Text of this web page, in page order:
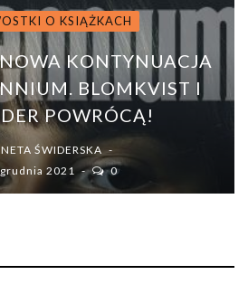
O KSIĄŻKACH
KONTYNUACJA
BLOMKVIST I
POWRÓCĄ!
ŚWIDERSKA
2021
0